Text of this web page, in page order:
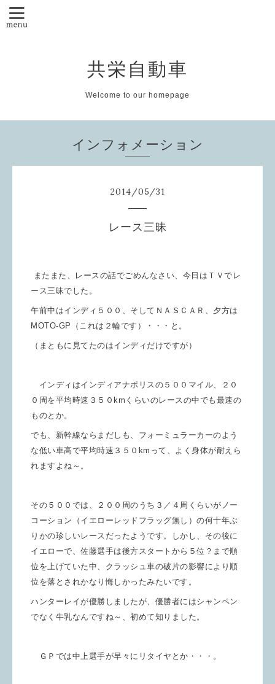
共栄自動車
Welcome to our homepage
インフォメーション
2014/05/31
レース三昧
またまた、レースの話でごめんなさい、 今日はＴＶでレ
ース三昧でした。
午前中はインディ５００、そしてＮＡＳＣＡＲ、夕方は
MOTO-GP（これは２輪です）・・・と。
（まともに見てたのはインディだけですが）
インディはインディアナポリスの５００マイル、２０
０周を平均時速３５０kmくらいのレースの中でも最速の
ものとか。
でも、新幹線ならまだしも、フォーミュラーカーのよう
な低い車高で平均時速３５０kmって、よく身体が耐えら
れますよね～。
その５００では、２００周のうち３／４周くらいがノー
コーション（イエローレッドフラッグ無し）の何十年ぶ
りかの珍しいレースだったようです。しかし、その後に
イエローで、佐藤選手は後方スタートから５位？まで順
位を上げていた中、クラッシュ車の破片の影響により順
位を落とされかなり悔しかったみたいです。
ハンターレイが優勝しましたが、優勝者にはシャンペン
でなく牛乳なんですね～、初めて知りました。
ＧＰでは中上選手が早々にリタイヤとか・・・。